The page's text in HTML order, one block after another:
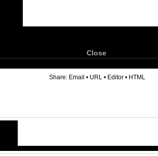
Close
Share: Email • URL • Editor • HTML